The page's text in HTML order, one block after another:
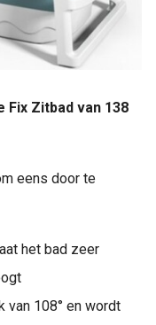
Fix Zitbad van 138
eens door te
het bad zeer
van 108° en wordt